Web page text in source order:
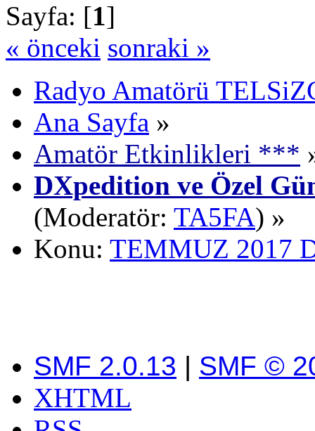
Sayfa: [1]
« önceki sonraki »
Radyo Amatörü
Ana Sayfa »
Amatör Etkinlikleri ***
DXpedition ve Özel
(Moderatör: TA5FA) »
Konu: TEMMUZ 2017
SMF 2.0.13 | SMF ©
XHTML